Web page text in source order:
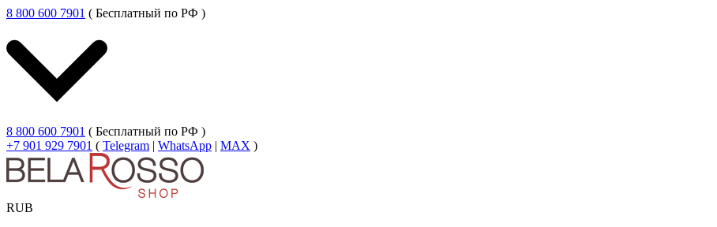
8 800 600 7901 ( Бесплатный по РФ )
8 800 600 7901 ( Бесплатный по РФ )
+7 901 929 7901 ( Telegram | WhatsApp | MAX )
RUB